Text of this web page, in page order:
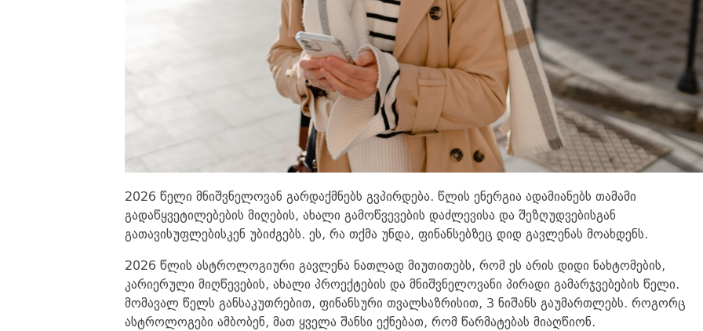
2026 წელი მნიშვნელოვან გარდაქმნებს გვპირდება. წლის ენერგია ადამიანებს თამამი
გადაწყვეტილებების მიღების, ახალი გამოწვევების დაძლევისა და შეზღუდვებისგან
გათავისუფლებისკენ უბიძგებს. ეს, რა თქმა უნდა, ფინანსებზეც დიდ გავლენას მოახდენს.
2026 წლის ასტროლოგიური გავლენა ნათლად მიუთითებს, რომ ეს არის დიდი ნახტომების,
კარიერული მიღწევების, ახალი პროექტების და მნიშვნელოვანი პირადი გამარჯვებების წელი.
მომავალ წელს განსაკუთრებით, ფინანსური თვალსაზრისით, 3 ნიშანს გაუმართლებს. როგორც
ასტროლოგები ამბობენ, მათ ყველა შანსი ექნებათ, რომ წარმატებას მიაღწიონ.